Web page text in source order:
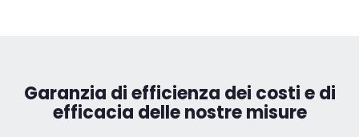
Garanzia diefficienza dei costi e di
efficacia delle nostre misure